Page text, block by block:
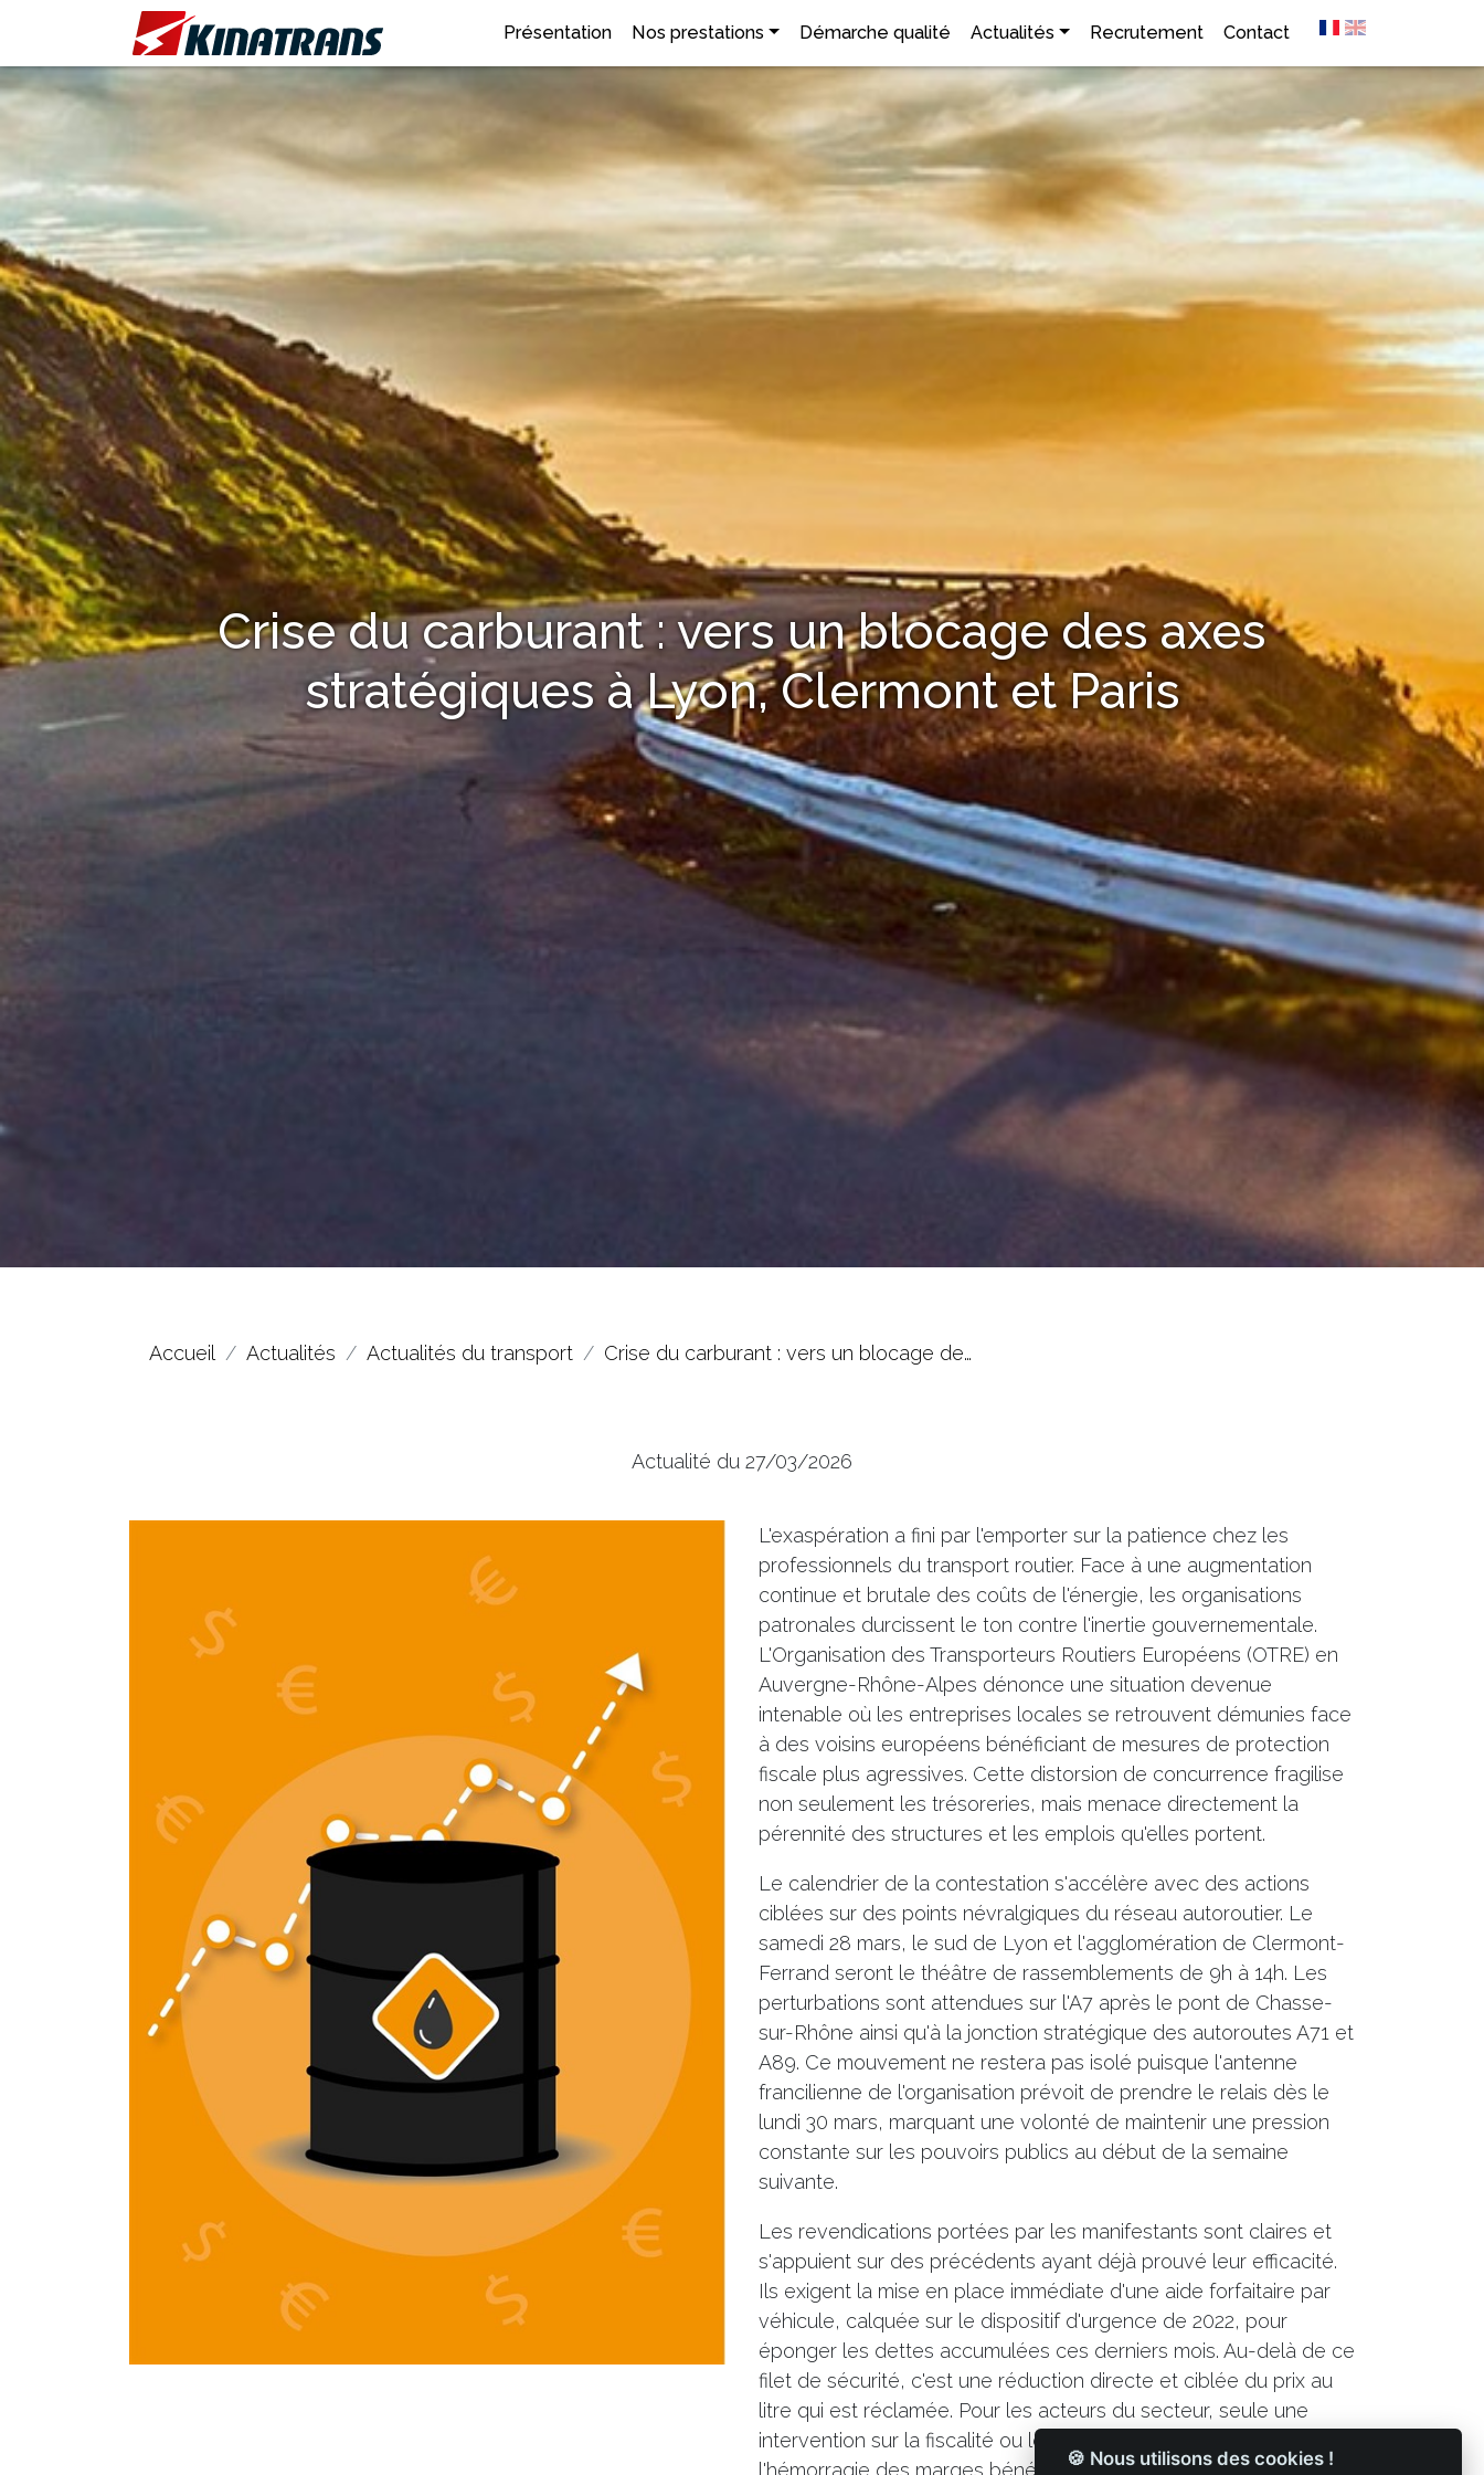
Présentation Nos prestations Démarche qualité Actualités Recrutement Contact
Crise du carburant : vers un blocage des axes
stratégiques à Lyon, Clermont et Paris
Accueil Actualités Actualités du transport Crise du carburant : vers un blocage de…
Actualité du 27/03/2026
L'exaspération a fini par l'emporter sur la patience chez les
professionnels du transport routier. Face à une augmentation
continue et brutale des coûts de l'énergie, les organisations
patronales durcissent le ton contre l'inertie gouvernementale.
L'Organisation des Transporteurs Routiers Européens (OTRE) en
Auvergne-Rhône-Alpes dénonce une situation devenue
intenable où les entreprises locales se retrouvent démunies face
à des voisins européens bénéficiant de mesures de protection
fiscale plus agressives. Cette distorsion de concurrence fragilise
non seulement les trésoreries, mais menace directement la
pérennité des structures et les emplois qu'elles portent.
Le calendrier de la contestation s'accélère avec des actions
ciblées sur des points névralgiques du réseau autoroutier. Le
samedi 28 mars, le sud de Lyon et l'agglomération de Clermont-
Ferrand seront le théâtre de rassemblements de 9h à 14h. Les
perturbations sont attendues sur l'A7 après le pont de Chasse-
sur-Rhône ainsi qu'à la jonction stratégique des autoroutes A71 et
A89. Ce mouvement ne restera pas isolé puisque l'antenne
francilienne de l'organisation prévoit de prendre le relais dès le
lundi 30 mars, marquant une volonté de maintenir une pression
constante sur les pouvoirs publics au début de la semaine
suivante.
Les revendications portées par les manifestants sont claires et
s'appuient sur des précédents ayant déjà prouvé leur efficacité.
Ils exigent la mise en place immédiate d'une aide forfaitaire par
véhicule, calquée sur le dispositif d'urgence de 2022, pour
éponger les dettes accumulées ces derniers mois. Au-delà de ce
filet de sécurité, c'est une réduction directe et ciblée du prix au
litre qui est réclamée. Pour les acteurs du secteur, seule une
intervention sur la fiscalité ou le prix de vente peut stopper
l'hémorragie des marges bénéficiaires, alors que les coûts
🍪 Nous utilisons des cookies !